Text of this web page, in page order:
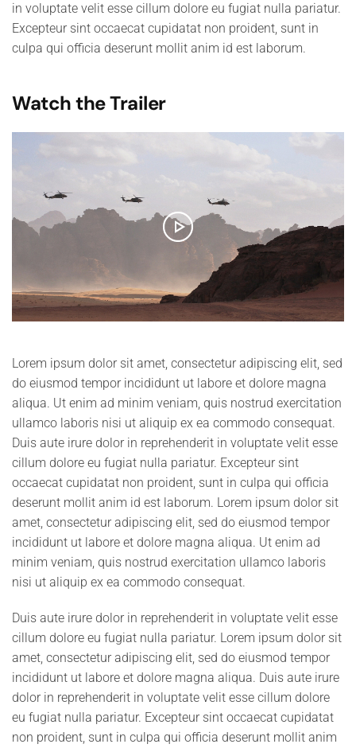
in voluptate velit esse cillum dolore eu fugiat nulla pariatur.
Excepteur sint occaecat cupidatat non proident, sunt in
culpa qui officia deserunt mollit anim id est laborum.
Watch the Trailer
Lorem ipsum dolor sit amet, consectetur adipiscing elit, sed
do eiusmod tempor incididunt ut labore et dolore magna
aliqua. Ut enim ad minim veniam, quis nostrud exercitation
ullamco laboris nisi ut aliquip ex ea commodo consequat.
Duis aute irure dolor in reprehenderit in voluptate velit esse
cillum dolore eu fugiat nulla pariatur. Excepteur sint
occaecat cupidatat non proident, sunt in culpa qui officia
deserunt mollit anim id est laborum. Lorem ipsum dolor sit
amet, consectetur adipiscing elit, sed do eiusmod tempor
incididunt ut labore et dolore magna aliqua. Ut enim ad
minim veniam, quis nostrud exercitation ullamco laboris
nisi ut aliquip ex ea commodo consequat.
Duis aute irure dolor in reprehenderit in voluptate velit esse
cillum dolore eu fugiat nulla pariatur. Lorem ipsum dolor sit
amet, consectetur adipiscing elit, sed do eiusmod tempor
incididunt ut labore et dolore magna aliqua. Duis aute irure
dolor in reprehenderit in voluptate velit esse cillum dolore
eu fugiat nulla pariatur. Excepteur sint occaecat cupidatat
non proident, sunt in culpa qui officia deserunt mollit anim